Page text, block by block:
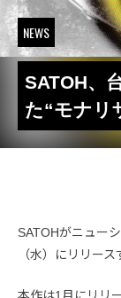
NEWS
SATOH、
た“モナリ
SATOHがニュー
（水）にリリー